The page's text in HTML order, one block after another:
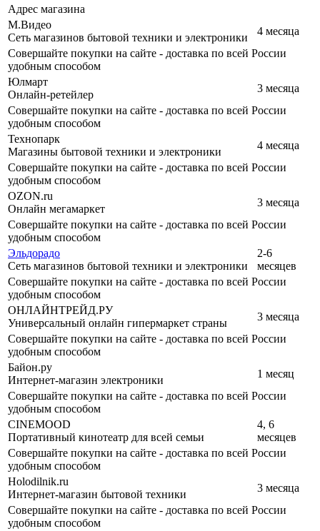
Адрес магазина
М.Видео
Сеть магазинов бытовой техники и электроники
4 месяца
Совершайте покупки на сайте - доставка по всей России
удобным способом
Юлмарт
Онлайн-ретейлер
3 месяца
Совершайте покупки на сайте - доставка по всей России
удобным способом
Технопарк
Магазины бытовой техники и электроники
4 месяца
Совершайте покупки на сайте - доставка по всей России
удобным способом
OZON.ru
Онлайн мегамаркет
3 месяца
Совершайте покупки на сайте - доставка по всей России
удобным способом
Эльдорадо
Сеть магазинов бытовой техники и электроники
2-6
месяцев
Совершайте покупки на сайте - доставка по всей России
удобным способом
ОНЛАЙНТРЕЙД.РУ
Универсальный онлайн гипермаркет страны
3 месяца
Совершайте покупки на сайте - доставка по всей России
удобным способом
Байон.ру
Интернет-магазин электроники
1 месяц
Совершайте покупки на сайте - доставка по всей России
удобным способом
CINEMOOD
Портативный кинотеатр для всей семьи
4, 6
месяцев
Совершайте покупки на сайте - доставка по всей России
удобным способом
Holodilnik.ru
Интернет-магазин бытовой техники
3 месяца
Совершайте покупки на сайте - доставка по всей России
удобным способом